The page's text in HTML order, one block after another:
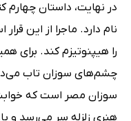
در نهایت، داستان چهارم
نام دارد. ماجرا از این
را هیپنوتیزم کند.
چشم‌های سوزان تاب
سوزان مصر است که
هنری زلزله سر می‌رسد